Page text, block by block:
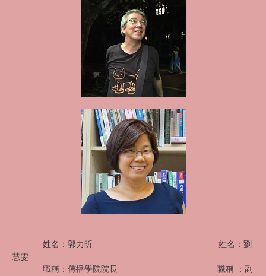
姓名：郭力昕 姓名：劉
慧雯
職稱：傳播學院院長 職稱 ：副